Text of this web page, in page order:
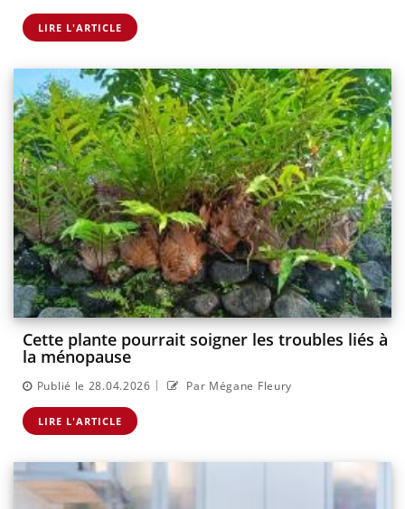
LIRE L'ARTICLE
Cette plante pourrait soigner les troubles liés à
la ménopause
Publié le 28.04.2026 | Par Mégane Fleury
LIRE L'ARTICLE